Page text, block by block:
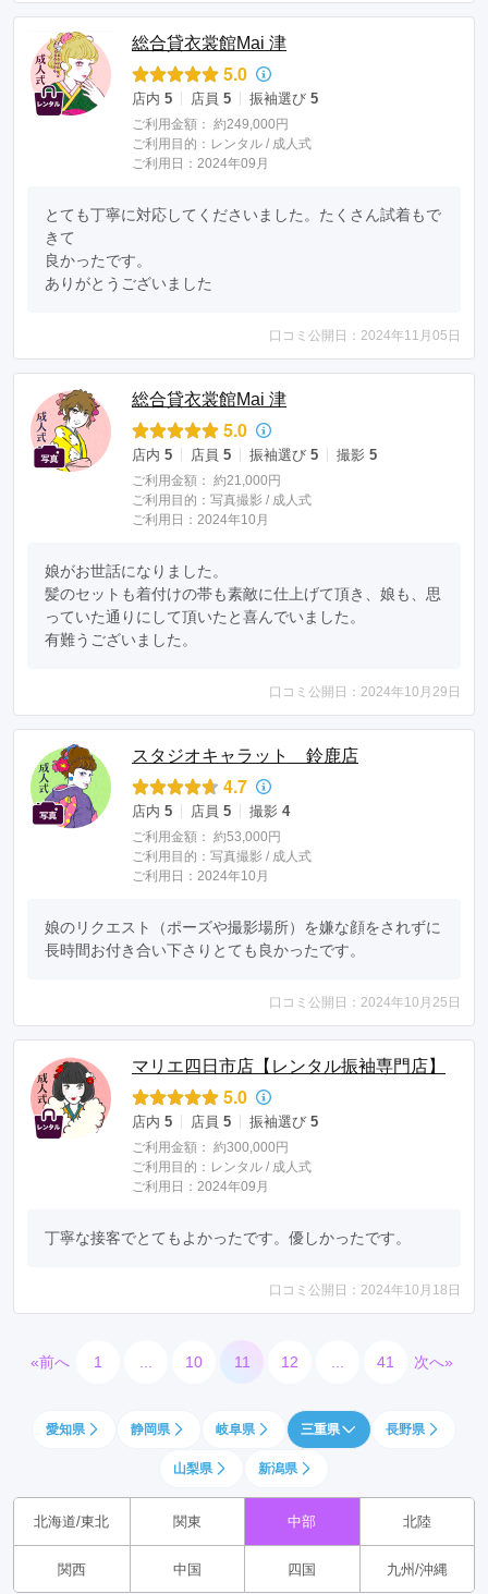
総合貸衣裳館Mai 津
5.0
店内 5 店員 5 振袖選び 5
ご利用金額： 約249,000円
ご利用目的： レンタル / 成人式
ご利用日：2024年09月
とても丁寧に対応してくださいました。たくさん試着もで
きて
良かったです。
ありがとうございました
口コミ公開日：2024年11月05日
総合貸衣裳館Mai 津
5.0
店内 5 店員 5 振袖選び 5 撮影 5
ご利用金額： 約21,000円
ご利用目的： 写真撮影 / 成人式
ご利用日：2024年10月
娘がお世話になりました。
髪のセットも着付けの帯も素敵に仕上げて頂き、娘も、思
っていた通りにして頂いたと喜んでいました。
有難うございました。
口コミ公開日：2024年10月29日
スタジオキャラット 鈴鹿店
4.7
店内 5 店員 5 撮影 4
ご利用金額： 約53,000円
ご利用目的： 写真撮影 / 成人式
ご利用日：2024年10月
娘のリクエスト（ポーズや撮影場所）を嫌な顔をされずに
長時間お付き合い下さりとても良かったです。
口コミ公開日：2024年10月25日
マリエ四日市店【レンタル振袖専門店】
5.0
店内 5 店員 5 振袖選び 5
ご利用金額： 約300,000円
ご利用目的： レンタル / 成人式
ご利用日：2024年09月
丁寧な接客でとてもよかったです。優しかったです。
口コミ公開日：2024年10月18日
«前へ 1 10 11 12 41 次へ»
愛知県 静岡県 岐阜県 三重県 長野県
山梨県 新潟県
北海道/東北 関東 中部 北陸
関西 中国 四国 九州/沖縄